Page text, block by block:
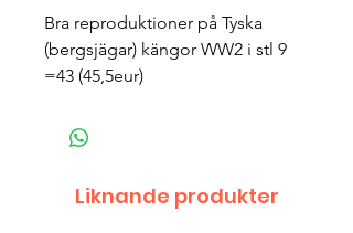
Bra reproduktioner på Tyska
(bergsjägar) kängor WW2 i stl 9
=43 (45,5eur)
Liknande produkter